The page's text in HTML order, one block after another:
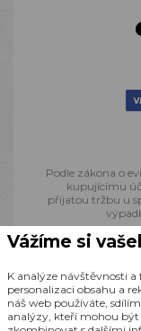
Podle zákona o
kupujícímu
přijatou tržbu u
Vážíme si
K analýze návštěvnosti
personalizaci obsahu a
náš web používáte,
analýzy, kteří mohou